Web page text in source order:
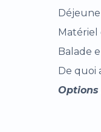
Matériel
Balade
De quoi
Options